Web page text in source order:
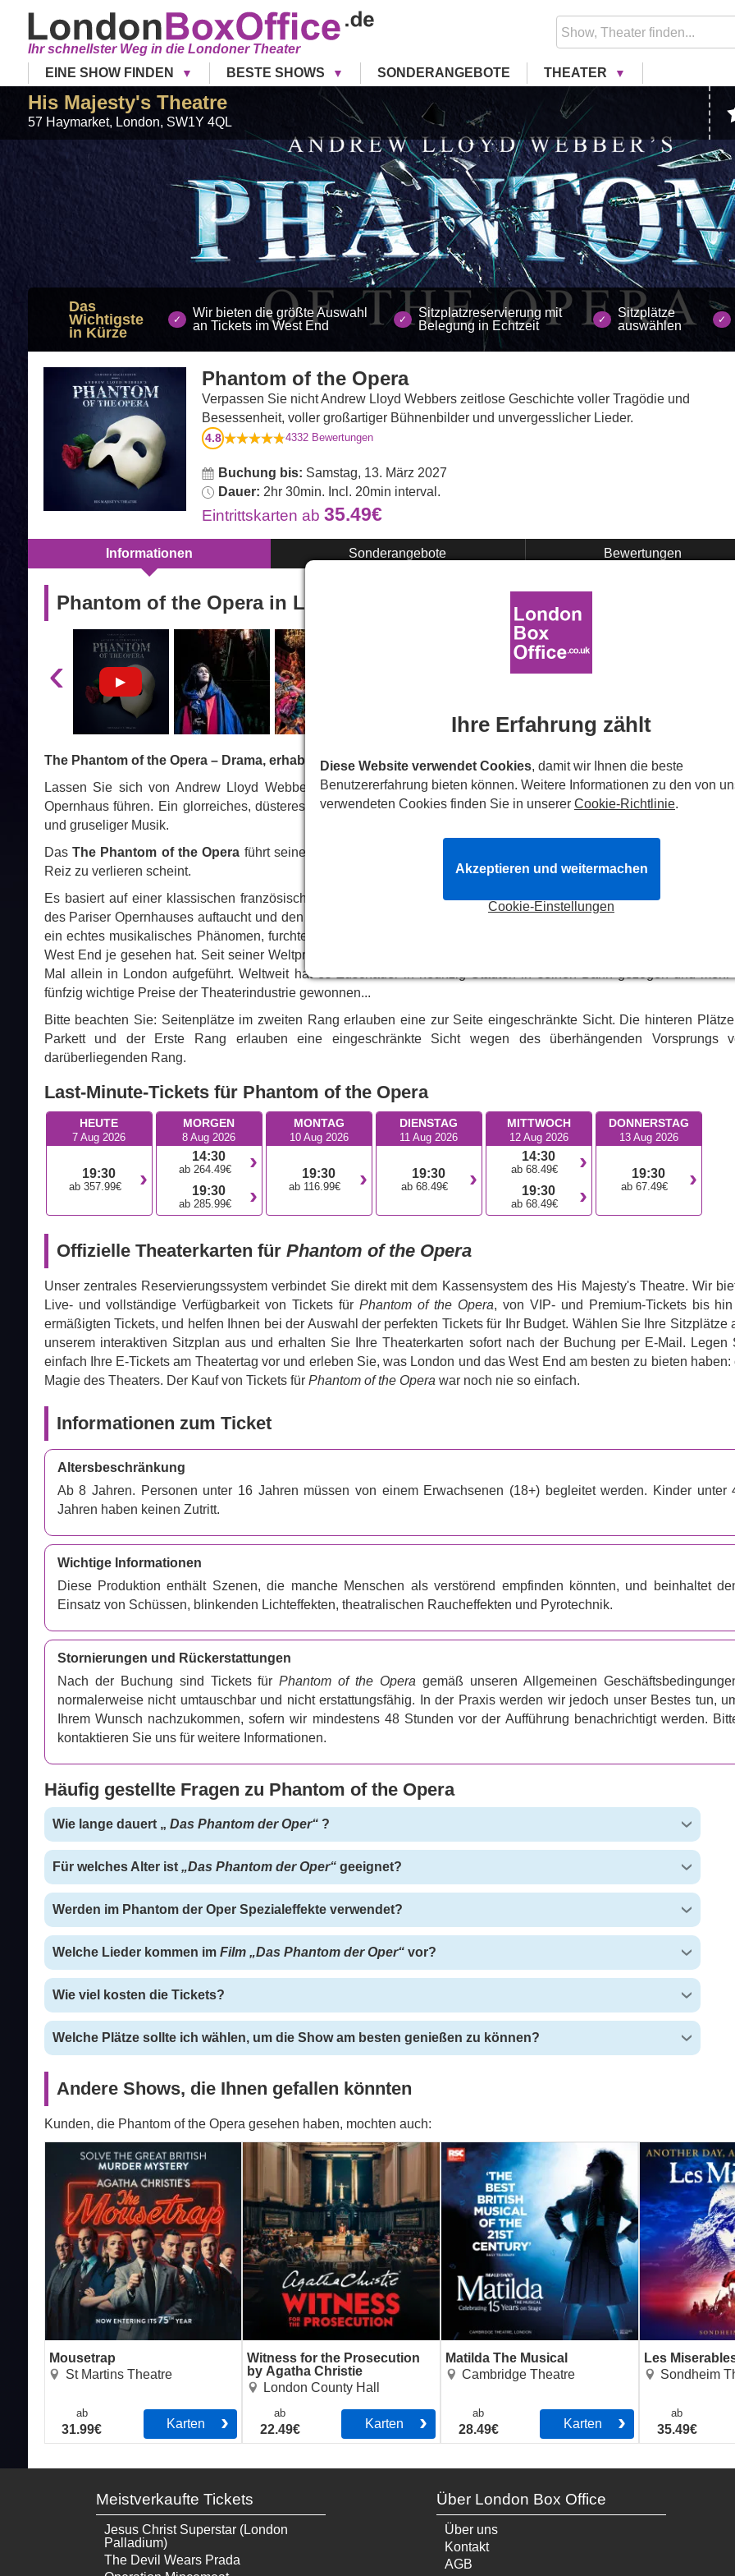
Ihr schnellster Weg in die Londoner Theater
EINE SHOW FINDEN
BESTE SHOWS SONDERANGEBOTE THEATER
His Majesty's Theatre
57 Haymarket, London, SW1Y 4QL
Das
Wichtigste
in Kürze
Wir bieten die größte Auswahl
an Tickets im West End
Sitzplatzreservierung mit
Belegung in Echtzeit
Sitzplätze
auswählen
Phantom of the Opera
Verpassen Sie nicht Andrew Lloyd Webbers zeitlose Geschichte voller Tragödie und
Besessenheit, voller großartiger Bühnenbilder und unvergesslicher Lieder.
4.8 4332 Bewertungen
Buchung bis: Samstag, 13. März 2027
Dauer: 2hr 30min. Incl. 20min interval.
Eintrittskartenab35.49€
Informationen Sonderangebote Bewertungen
Phantom of the Opera in London
‹
The Phantom of the Opera – Drama, erhabene Musik, spektakuläre Effekte!
Lassen Sie sich von Andrew Lloyd Webber und eine Besetzung voller Stars in die düstere Welt unter dem
Opernhaus führen. Ein glorreiches, düsteres Werk voller opulenter Sets und Kostüme, mit fantastischen
und gruseliger Musik.
Das The Phantom of the Opera führt seinen beispiellosen Erfolg im West End weiter, ein Musical, das niemals
Reiz zu verlieren scheint.
Es basiert auf einer klassischen französischen Kriminalgeschichte über eine furchterregende Figur, die aus den
des Pariser Opernhauses auftaucht und den mythischen Geist der Oper manifestiert. DasThe Phantom of the Opera
ein echtes musikalisches Phänomen, furchterregend und überzeugend und mit einigen der aufwendigsten Sets, die
West End je gesehen hat. Seit seiner Weltpremiere in
Mal allein in London aufgeführt. Weltweit hat es Zuschauer in neunzig Städten in seinen Bann gezogen und mehr
fünfzig wichtige Preise der Theaterindustrie gewonnen...
Bitte beachten Sie: Seitenplätze im zweiten Rang erlauben eine zur Seite eingeschränkte Sicht. Die hinteren
Parkett und der Erste Rang erlauben eine eingeschränkte Sicht wegen des überhängenden Vorsprungs
darüberliegenden Rang.
Last-Minute-Tickets für Phantom of the Opera
HEUTE
7 Aug 2026
19:30
ab 357.99€
MORGEN
8 Aug 2026
14:30
ab 264.49€
19:30
ab 285.99€
MONTAG
10 Aug 2026
19:30
ab 116.99€
DIENSTAG
11 Aug 2026
19:30
ab 68.49€
MITTWOCH
12 Aug 2026
14:30
ab 68.49€
19:30
ab 68.49€
DONNERSTAG
13 Aug 2026
19:30
ab 67.49€
Offizielle Theaterkarten für Phantom of the Opera
Unser zentrales Reservierungssystem verbindet Sie direkt mit dem Kassensystem des His Majesty's Theatre. Wir
Live- und vollständige Verfügbarkeit von Tickets fürPhantom of the Opera, von VIP- und Premium-Tickets bis
ermäßigten Tickets, und helfen Ihnen bei der Auswahl der perfekten Tickets für Ihr Budget. Wählen Sie Ihre Sitzplätze
unserem interaktiven Sitzplan aus und erhalten Sie Ihre Theaterkarten sofort nach der Buchung per E-Mail. Legen
einfach Ihre E-Tickets am Theatertag vor und erleben Sie, was London und das West End am besten zu bieten haben:
Magie des Theaters. Der Kauf von Tickets für Phantom of the Opera war noch nie so einfach.
Informationen zum Ticket
Altersbeschränkung
Ab 8 Jahren. Personen unter 16 Jahren müssen von einem Erwachsenen (18+) begleitet werden. Kinder unter
Jahren haben keinen Zutritt.
Wichtige Informationen
Diese Produktion enthält Szenen, die manche Menschen als verstörend empfinden könnten, und beinhaltet
Einsatz von Schüssen, blinkenden Lichteffekten, theatralischen Raucheffekten und Pyrotechnik.
Stornierungen und Rückerstattungen
Nach der Buchung sind Tickets fürPhantom of the Opera gemäß unseren Allgemeinen
normalerweise nicht umtauschbar und nicht erstattungsfähig. In der Praxis werden wir jedoch unser Bestes tun,
Ihrem Wunsch nachzukommen, sofern wir mindestens 48 Stunden vor der Aufführung benachrichtigt werden.
kontaktieren Sie uns für weitere Informationen.
Häufig gestellte Fragen zu Phantom of the Opera
Wie lange dauert „ Das Phantom der Oper“?
Für welches Alter ist „Das Phantom der Oper“geeignet?
Werden im Phantom der Oper Spezialeffekte verwendet?
Welche Lieder kommen im Film „Das Phantom der Oper“vor?
Wie viel kosten die Tickets?
Welche Plätze sollte ich wählen, um die Show am besten genießen zu können?
Andere Shows, die Ihnen gefallen könnten
Kunden, die Phantom of the Opera gesehen haben, mochten auch:
Mousetrap
St Martins Theatre
ab
31.99€ Karten
Mousetrap
Witness for the Prosecution
by Agatha Christie
London County Hall
ab
22.49€ Karten
Witness for the Prosecution by
Agatha Christie
Matilda The Musical
Cambridge Theatre
ab
28.49€ Karten
Matilda The Musical
Les
Sondheim
ab
35.49€
Les Miserables
Meistverkaufte Tickets
Jesus Christ Superstar (London
Palladium)
The Devil Wears Prada
Über London Box Office
Über uns
Kontakt
AGB
Ihre Erfahrung zählt
Diese Website verwendet Cookies, damit wir Ihnen die beste
Benutzererfahrung bieten können. Weitere Informationen zu den von
verwendeten Cookies finden Sie in unserer Cookie-Richtlinie.
Cookie-Einstellungen
Akzeptieren und weitermachen